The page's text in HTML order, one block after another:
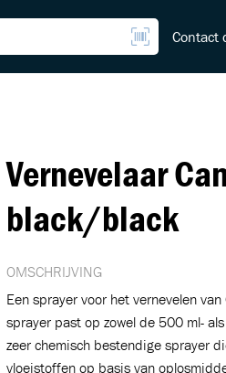
Contact
Vernevelaar
black/black
OMSCHRIJVING
Een sprayer voor het vernevelen
sprayer past op zowel de 500 ml-
zeer chemisch bestendige sprayer
vloeistoffen op basis van